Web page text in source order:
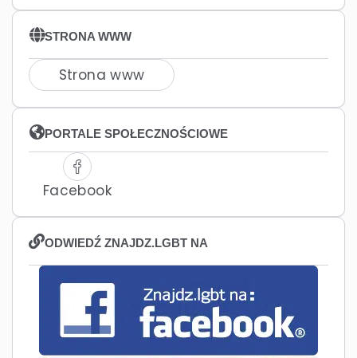
STRONA WWW
Strona www
PORTALE SPOŁECZNOŚCIOWE
Facebook
ODWIEDŹ ZNAJDZ.LGBT NA